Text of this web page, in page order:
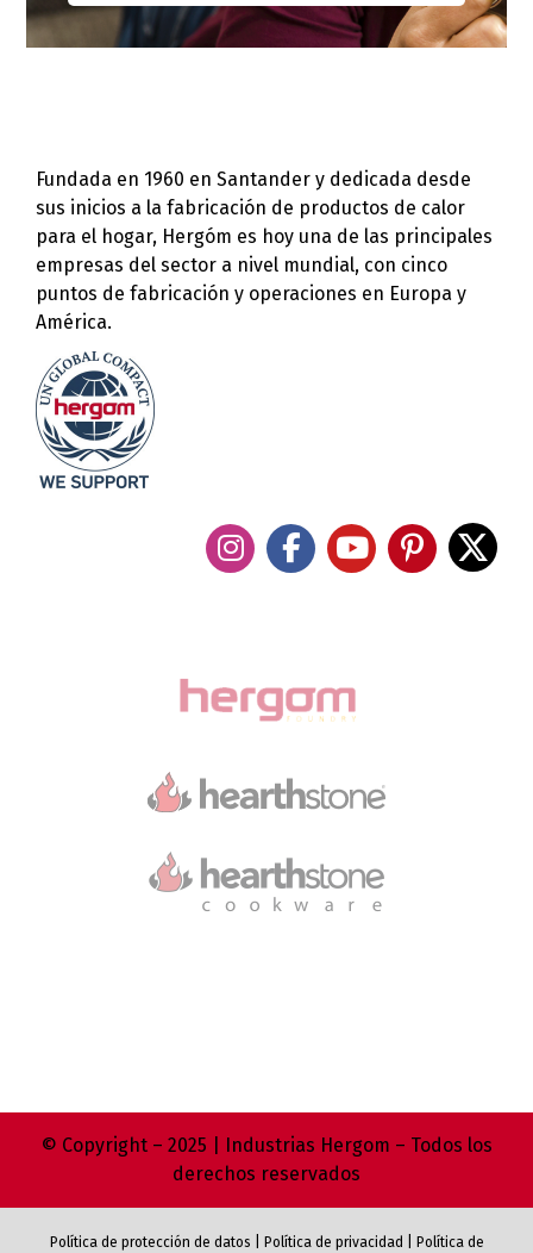
Fundada en 1960 en Santander y dedicada desde
sus inicios a la fabricación de productos de calor
para el hogar, Hergóm es hoy una de las principales
empresas del sector a nivel mundial, con cinco
puntos de fabricación y operaciones en Europa y
América.
© Copyright – 2025 | Industrias Hergom – Todos los
derechos reservados
Política de protección de datos Política de privacidad
Política de